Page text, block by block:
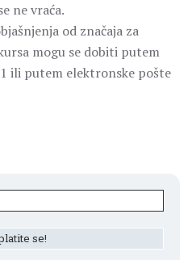
ne vraća.
od značaja za
mogu se dobiti putem
ili putem elektronske pošte